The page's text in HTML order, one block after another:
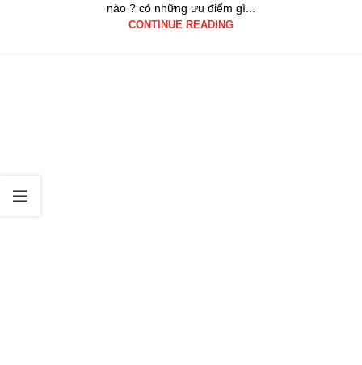
nào ? có những ưu điểm gì...
CONTINUE READING